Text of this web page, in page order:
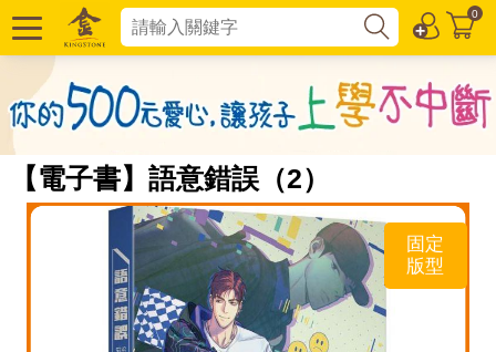
0
【電子書】語意錯誤（2）
固定
版型